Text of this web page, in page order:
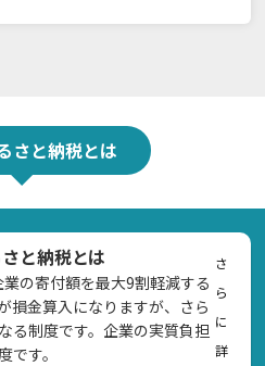
さと納税とは
と納税とは
の寄付額を最大9割軽減する
損金算入になりますが、さら
る制度です。企業の実質負担
す。
さ
ら
に
詳